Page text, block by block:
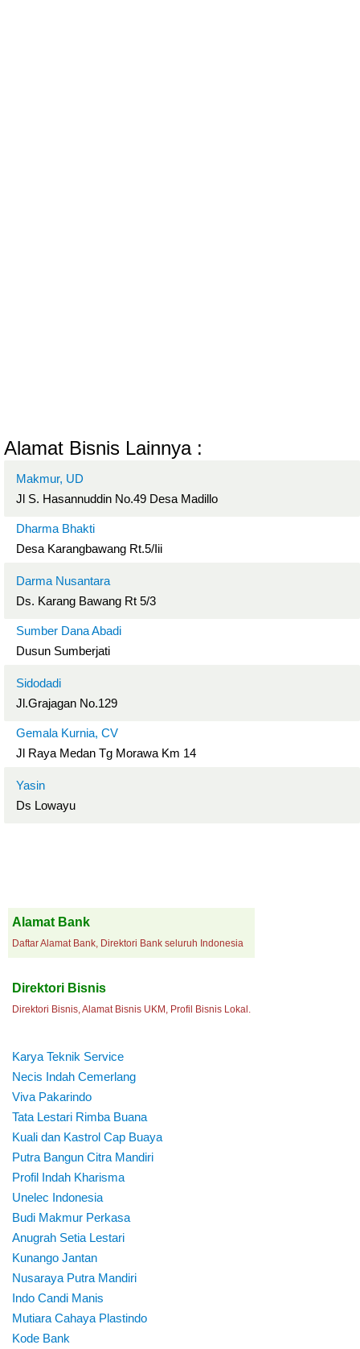
Alamat Bisnis Lainnya :
Makmur, UD
Jl S. Hasannuddin No.49 Desa Madillo
Dharma Bhakti
Desa Karangbawang Rt.5/Iii
Darma Nusantara
Ds. Karang Bawang Rt 5/3
Sumber Dana Abadi
Dusun Sumberjati
Sidodadi
Jl.Grajagan No.129
Gemala Kurnia, CV
Jl Raya Medan Tg Morawa Km 14
Yasin
Ds Lowayu
Alamat Bank
Daftar Alamat Bank, Direktori Bank seluruh Indonesia
Direktori Bisnis
Direktori Bisnis, Alamat Bisnis UKM, Profil Bisnis Lokal.
Karya Teknik Service
Necis Indah Cemerlang
Viva Pakarindo
Tata Lestari Rimba Buana
Kuali dan Kastrol Cap Buaya
Putra Bangun Citra Mandiri
Profil Indah Kharisma
Unelec Indonesia
Budi Makmur Perkasa
Anugrah Setia Lestari
Kunango Jantan
Nusaraya Putra Mandiri
Indo Candi Manis
Mutiara Cahaya Plastindo
Kode Bank